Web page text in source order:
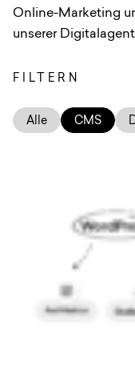
Online-Marketing
unserer
FILTERN
Alle CMS